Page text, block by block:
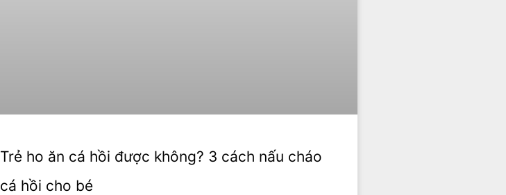
Trẻ ho ăn cá hồi được không? 3 cách nấu cháo
cá hồi cho bé